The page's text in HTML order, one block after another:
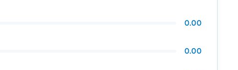
0.00
0.00